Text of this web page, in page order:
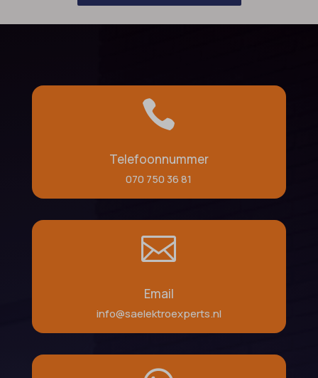

Telefoonnummer
070 750 36 81

Email
info@saelektroexperts.nl